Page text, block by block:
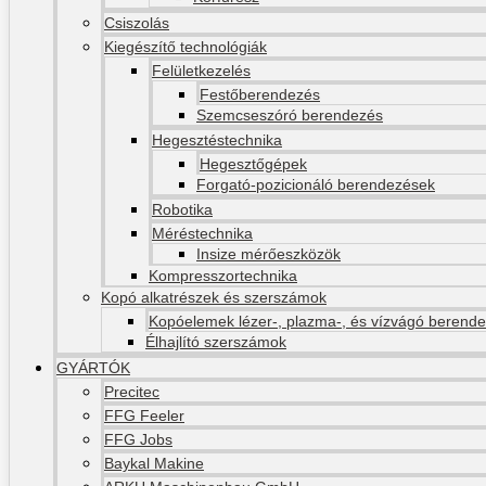
Csiszolás
Kiegészítő technológiák
Felületkezelés
Festőberendezés
Szemcseszóró berendezés
Hegesztéstechnika
Hegesztőgépek
Forgató-pozicionáló berendezések
Robotika
Méréstechnika
Insize mérőeszközök
Kompresszortechnika
Kopó alkatrészek és szerszámok
Kopóelemek lézer-, plazma-, és vízvágó
Élhajlító szerszámok
GYÁRTÓK
Precitec
FFG Feeler
FFG Jobs
Baykal Makine